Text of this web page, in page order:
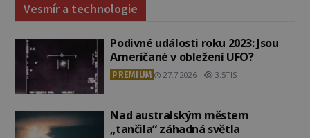
Vesmír a technologie
Podivné události roku 2023: Jsou
Američané v obležení UFO?
PREMIUM 27.7.2026 3.5TIS
Nad australským městem
„tančila“ záhadná světla